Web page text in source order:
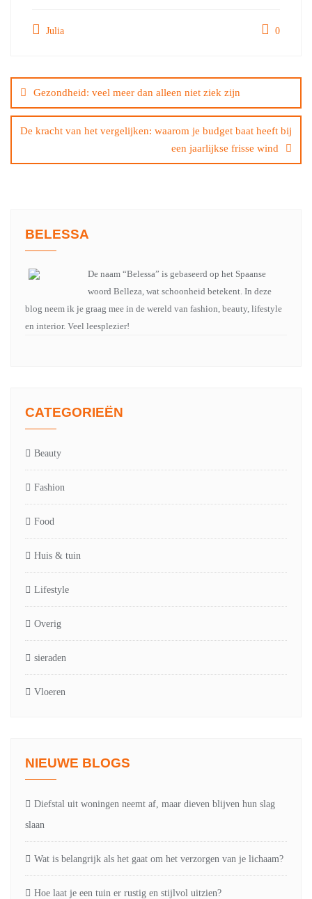
Julia 0
navigatie
Gezondheid: veel meer dan alleen niet ziek zijn
De kracht van het vergelijken: waarom je budget baat heeft bij
een jaarlijkse frisse wind
BELESSA
De naam “Belessa” is gebaseerd op het Spaanse
woord Belleza, wat schoonheid betekent. In deze
blog neem ik je graag mee in de wereld van fashion, beauty, lifestyle
en interior. Veel leesplezier!
CATEGORIEËN
Beauty
Fashion
Food
Huis & tuin
Lifestyle
Overig
sieraden
Vloeren
NIEUWE BLOGS
Diefstal uit woningen neemt af, maar dieven blijven hun slag
slaan
Wat is belangrijk als het gaat om het verzorgen van je lichaam?
Hoe laat je een tuin er rustig en stijlvol uitzien?